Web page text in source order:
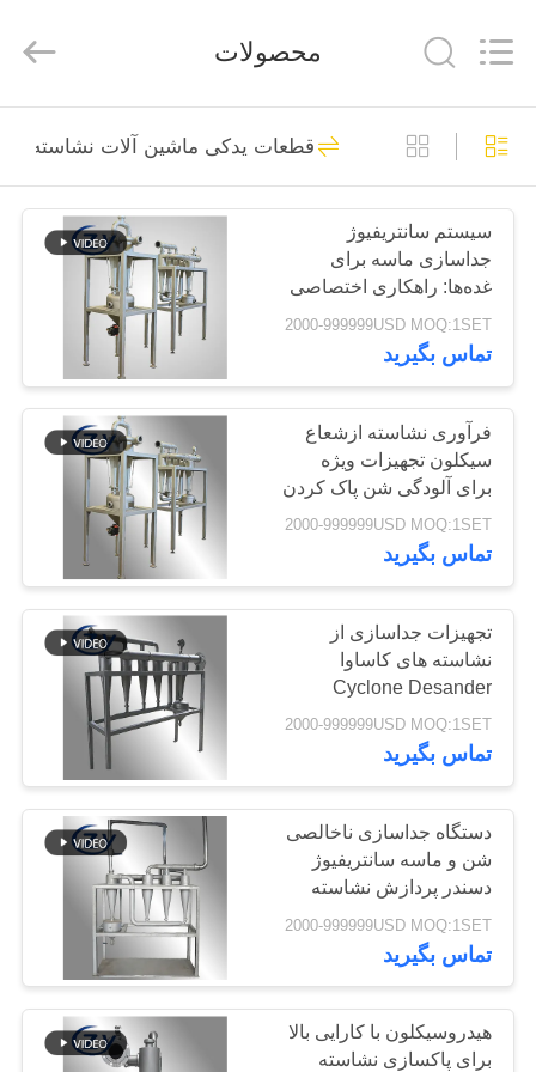
صفحه
اصلی
محصولات
درباره
کارخانه
کنترل
کیفیت
تماس
بگیرید
اخبار
درخواست
نقل قول
نقشه
Engineering
Machinery
Rights
دستگاه پردازش
نشاسته Cassava
421
دستگاه نشاسته
تاپیوکا
64
دستگاه نشاسته سیب
زمینی
104
دستگاه پردازش آرد
کاساوا
60
محصولات
قطعات یدکی ماشین آلات نشاسته
سیستم سانتریفیوژ
جداسازی ماسه برای
غده‌ها: راهکاری اختصاصی
برای تصفیه دوغاب نشاسته
از کاساوا، سیب‌زمینی و
سیب‌زمینی شیرین
2000-999999USD MOQ:1SET
تماس بگیرید
فرآوری نشاسته ازشعاع
سیکلون تجهیزات ویژه
برای آلودگی شن پاک کردن
کاساوا سیب زمینی شیرین
سیب زمینی نشاسته گندم
2000-999999USD MOQ:1SET
تماس بگیرید
تجهیزات جداسازی از
نشاسته های کاساوا
Cyclone Desander
Centrifugal Desander
ویژه برای پاکسازی گلدان
نشاسته های نشاسته
2000-999999USD MOQ:1SET
تماس بگیرید
دستگاه جداسازی ناخالصی
شن و ماسه سانتریفیوژ
دسندر پردازش نشاسته
سیب زمینی شیرین
تجهیزات خط نشاسته
کاساوا دستگاه تصفیه
2000-999999USD MOQ:1SET
تماس بگیرید
هیدروسیکلون با کارایی بالا
برای پاکسازی نشاسته